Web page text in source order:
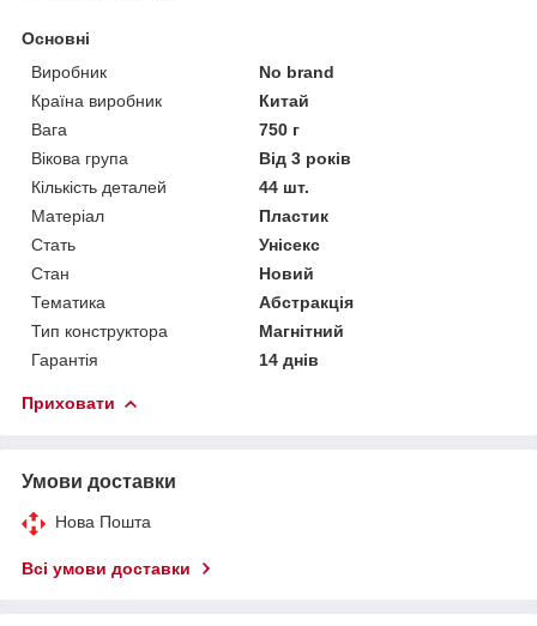
Основні
Виробник
No brand
Країна виробник
Китай
Вага
750 г
Вікова група
Від 3 років
Кількість деталей
44 шт.
Матеріал
Пластик
Стать
Унісекс
Стан
Новий
Тематика
Абстракція
Тип конструктора
Магнітний
Гарантія
14 днів
Приховати
Умови доставки
Нова Пошта
Всі умови доставки